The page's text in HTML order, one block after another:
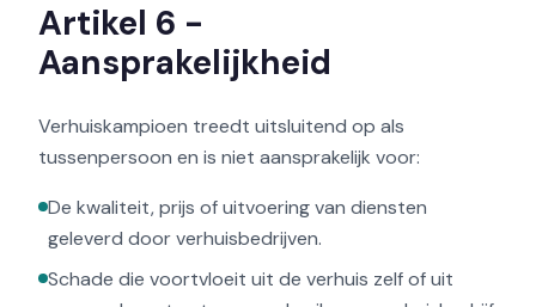
Artikel 6 -
Aansprakelijkheid
Verhuiskampioen treedt uitsluitend op als
tussenpersoon en is niet aansprakelijk voor:
De kwaliteit, prijs of uitvoering van diensten
geleverd door verhuisbedrijven.
Schade die voortvloeit uit de verhuis zelf of uit